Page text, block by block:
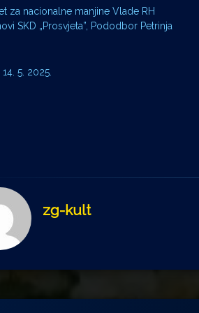
za nacionalne manjine Vlade RH
SKD „Prosvjeta”, Pododbor Petrinja
5. 2025.
zg-kult